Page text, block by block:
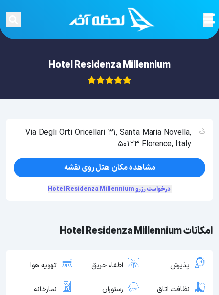
Hotel Residenza Millennium
امکانات Hotel Residenza Millennium
پذیرش اطفاء حریق تهویه هوا
نظافت اتاق رستوران نمازخانه
Via Degli Orti Oricellari 31, Santa Maria Novella,
50123 Florence, Italy
مشاهده مکان هتل روی نقشه
درخواست رزرو Hotel Residenza Millennium